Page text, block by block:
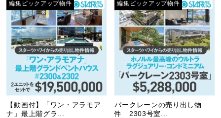
編集ピックアップ物件
【動画付】「ワン・アラモア
ナ」最上階グラ...
編集ピックアップ物件
パークレーンの売り出し物
件 2303号室...